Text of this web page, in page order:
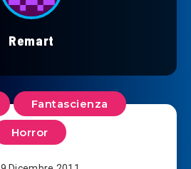
Remart
Fantascienza
Horror